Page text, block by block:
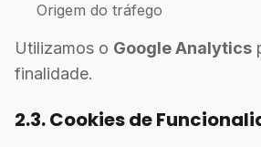
Origem do tráfego
Utilizamos o Google Analytics
finalidade.
2.3. Cookies de